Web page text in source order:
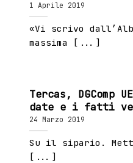
1 Aprile 2019
«Vi scrivo
massima [...]
Tercas,
date e i fatti
24 Marzo 2019
Su il sipario.
[...]